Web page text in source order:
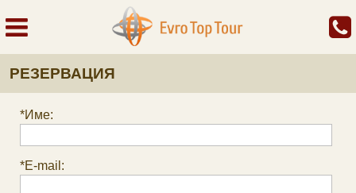
РЕЗЕРВАЦИЯ
*Име:
*E-mail: